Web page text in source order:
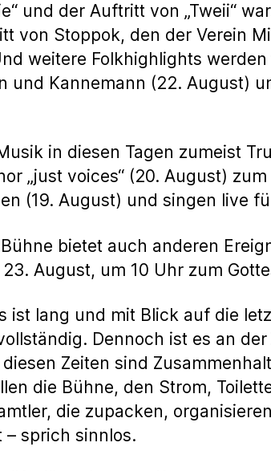
und der Auftritt von „Tweii“
von Stoppok, den der Verein
weitere Folkhighlights
und Kannemann (22. August)
in diesen Tagen zumeist
„just voices“ (20. August)
(19. August) und singen live
bietet auch anderen
August, um 10 Uhr zum
ist lang und mit Blick auf die
Dennoch ist es an
Zeiten sind
die Bühne, den Strom,
die zupacken,
sprich sinnlos.